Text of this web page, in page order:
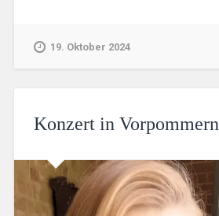
19. Oktober 2024
Konzert in Vorpommern